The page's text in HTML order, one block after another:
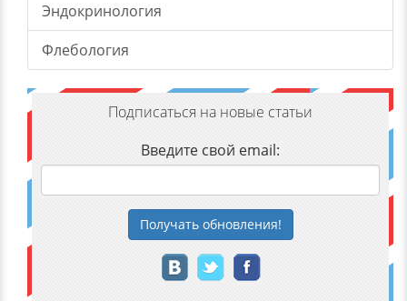
Эндокринология
Флебология
Подписаться на новые статьи
Введите свой email:
Получатьобновления!